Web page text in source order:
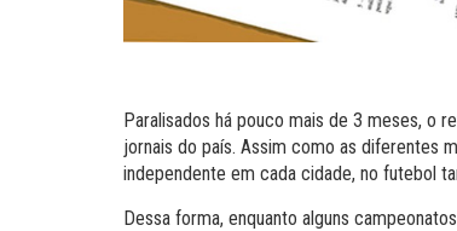
Paralisados há pouco mais de 3 meses, o
jornais do país. Assim como as diferentes
independente em cada cidade, no futebol
Dessa forma, enquanto alguns